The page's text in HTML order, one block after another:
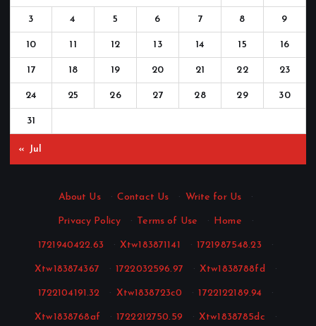
3 4 5 6 7 8 9
10 11 12 13 14 15 16
17 18 19 20 21 22 23
24 25 26 27 28 29 30
31
« Jul
About Us · Contact Us · Write for Us ·
Privacy Policy · Terms of Use · Home ·
1721940422.63 · Xtw183871141 · 1721987548.23 ·
Xtw183874367 · 1722032596.97 · Xtw1838788fd ·
1722104191.32 · Xtw1838723c0 · 1722122189.94 ·
Xtw1838768af · 1722212750.59 · Xtw1838785dc ·